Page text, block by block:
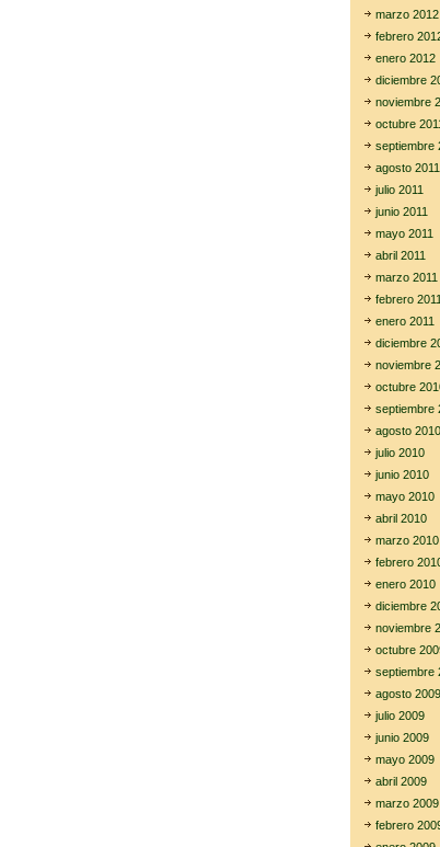
marzo 2012
febrero
enero 2012
diciembre
noviembre
octubre
septiembre
agosto 2011
julio 2011
junio 2011
mayo 2011
abril 2011
marzo 2011
febrero 2011
enero 2011
diciembre
noviembre
octubre
septiembre
agosto 2010
julio 2010
junio 2010
mayo 2010
abril 2010
marzo 2010
febrero
enero 2010
diciembre
noviembre
octubre
septiembre
agosto 2009
julio 2009
junio 2009
mayo 2009
abril 2009
marzo 2009
febrero